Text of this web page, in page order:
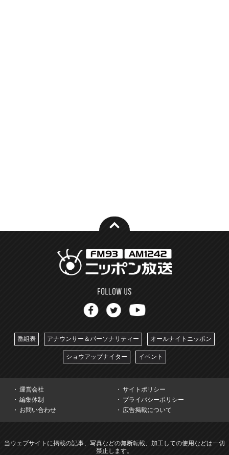
番組表 アナウンサー＆パーソナリティー オールナイトニッポン
ショウアップナイター イベント
運営会社
サイトポリシー
編集体制
プライバシーポリシー
お問い合わせ
広告掲載について
当ウェブサイトに掲載の記事、写真などの無断転載、加工しての使用などは一切
禁止します。